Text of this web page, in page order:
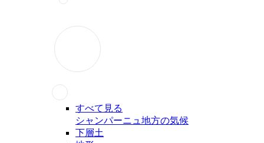
すべて見る
シャンパーニュ地方の気候
下層土